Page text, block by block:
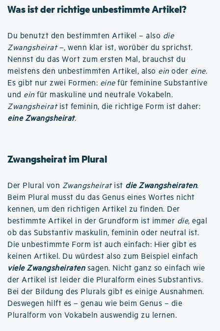
Was ist der richtige unbestimmte Artikel?
Du benutzt den bestimmten Artikel – also die
Zwangsheirat–, wenn klar ist, worüber du sprichst.
Nennst du das Wort zum ersten Mal, brauchst du
meistens den unbestimmten Artikel, also ein oder eine.
Es gibt nur zwei Formen: einefür feminine Substantive
und ein für maskuline und neutrale Vokabeln.
Zwangsheiratist feminin, die richtige Form ist daher:
eine Zwangsheirat.
Zwangsheirat im Plural
Der Plural von Zwangsheiratist die Zwangsheiraten.
Beim Plural musst du das Genus eines Wortes nicht
kennen, um den richtigen Artikel zu finden. Der
bestimmte Artikel in der Grundform ist immer die, egal
ob das Substantiv maskulin, feminin oder neutral ist.
Die unbestimmte Form ist auch einfach: Hier gibt es
keinen Artikel. Du würdest also zum Beispiel einfach
viele Zwangsheiratensagen. Nicht ganz so einfach wie
der Artikel ist leider die Pluralform eines Substantivs.
Bei der Bildung des Plurals gibt es einige Ausnahmen.
Deswegen hilft es – genau wie beim Genus – die
Pluralform von Vokabeln auswendig zu lernen.